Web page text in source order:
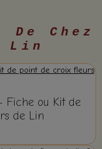
De Chez
Lin
Fiche ou Kit de
de Lin